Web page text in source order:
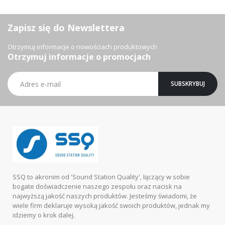
Zapisz się do Newslettera
Otrzymuj informacje o nowościach produktowych
Otrzymuj informacje o promocjach
Subskrybuj
nasz
newsletter:
SUBSKRYBUJ
SSQ to akronim od 'Sound Station Quality', łączący w sobie
bogate doświadczenie naszego zespołu oraz nacisk na
najwyższą jakość naszych produktów. Jesteśmy świadomi, że
wiele firm deklaruje wysoką jakość swoich produktów, jednak my
idziemy o krok dalej.